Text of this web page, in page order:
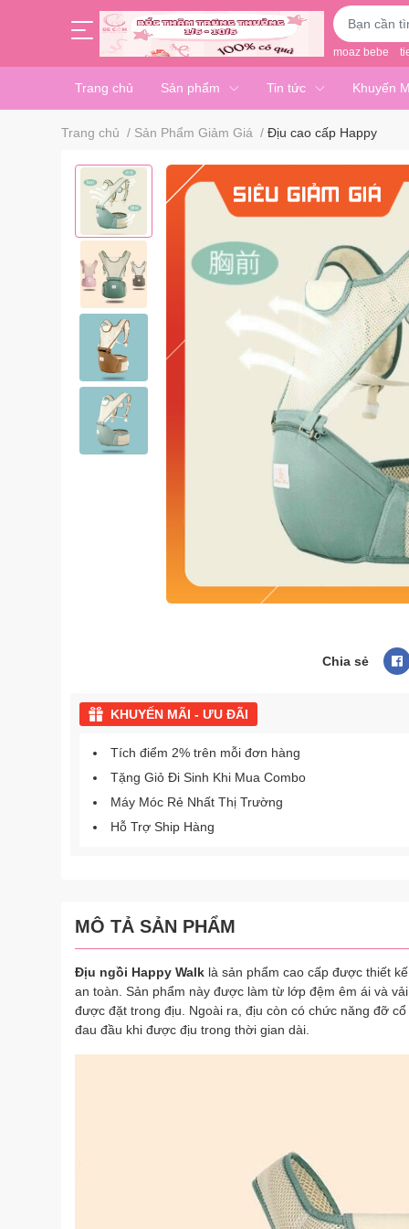
moaz bebe
Trang chủ Sản phẩm Tin tức Khuyến
Trang chủ / Sản Phẩm Giảm Giá / Địu cao cấp Happy
Chia sẻ
KHUYẾN MÃI - ƯU ĐÃI
Tích điểm 2% trên mỗi đơn hàng
Tặng Giỏ Đi Sinh Khi Mua Combo
Máy Móc Rẻ Nhất Thị Trường
Hỗ Trợ Ship Hàng
MÔ TẢ SẢN PHẨM
Địu ngồi Happy Walk là sản phẩm cao cấp được thiết
an toàn. Sản phẩm này được làm từ lớp đệm êm ái và
được đặt trong địu. Ngoài ra, địu còn có chức năng đỡ
đau đầu khi được địu trong thời gian dài.